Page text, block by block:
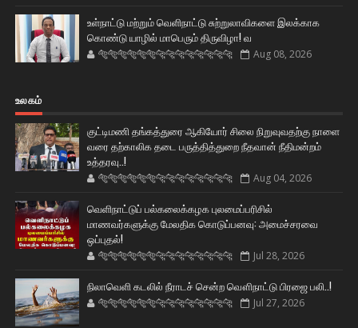
உள்நாட்டு மற்றும் வெளிநாட்டு சுற்றுலாவிகளை இலக்காக
கொண்டு யாழில் மாபெரும் திருவிழா! வ
🐅🐅🐅🐅🐅🐅🐆🐆🐆🐆🐆🐆🐆🐆 Aug 08, 2026
உலகம்
குட்டிமணி தங்கத்துரை ஆகியோர் சிலை நிறுவுவதற்கு நாளை
வரை தற்காலிக தடை பருத்தித்துறை நீதவான் நீதிமன்றம்
உத்தரவு..!
🐅🐅🐅🐅🐅🐅🐆🐆🐆🐆🐆🐆🐆🐆 Aug 04, 2026
வெளிநாட்டுப் பல்கலைக்கழக புலமைப்பரிசில்
மாணவர்களுக்கு மேலதிக கொடுப்பனவு: அமைச்சரவை
ஒப்புதல்!
🐅🐅🐅🐅🐅🐅🐆🐆🐆🐆🐆🐆🐆🐆 Jul 28, 2026
நிலாவெளி கடலில் நீராடச் சென்ற வௌிநாட்டு பிரஜை பலி..!
🐅🐅🐅🐅🐅🐅🐆🐆🐆🐆🐆🐆🐆🐆 Jul 27, 2026